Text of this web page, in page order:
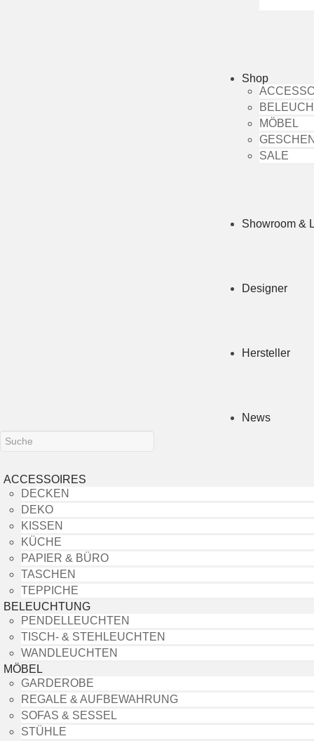
Shop
MÖBEL
SALE
Showroom &
Designer
Hersteller
News
ACCESSOIRES
DECKEN
DEKO
KISSEN
KÜCHE
PAPIER & BÜRO
TASCHEN
TEPPICHE
BELEUCHTUNG
PENDELLEUCHTEN
TISCH- & STEHLEUCHTEN
WANDLEUCHTEN
MÖBEL
GARDEROBE
REGALE & AUFBEWAHRUNG
SOFAS & SESSEL
STÜHLE